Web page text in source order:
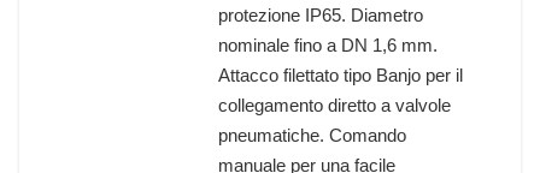
protezione IP65. Diametro
nominale fino a DN 1,6 mm.
Attacco filettato tipo Banjo per il
collegamento diretto a valvole
pneumatiche. Comando
manuale per una facile